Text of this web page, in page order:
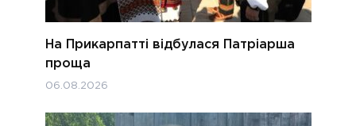
На Прикарпатті відбулася Патріарша
проща
06.08.2026